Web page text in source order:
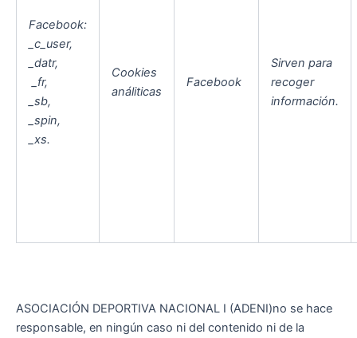
Facebook:
_c_user,
_datr,
_fr,
_sb,
_spin,
_xs.
Cookies
análiticas
Facebook
Sirven para
recoger
información.
ASOCIACIÓN DEPORTIVA NACIONAL I (ADENI)no se hace
responsable, en ningún caso ni del contenido ni de la